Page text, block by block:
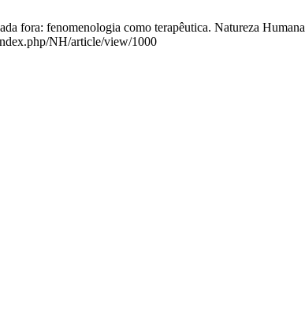
fora: fenomenologia como terapêutica. Natureza
NH/article/view/1000